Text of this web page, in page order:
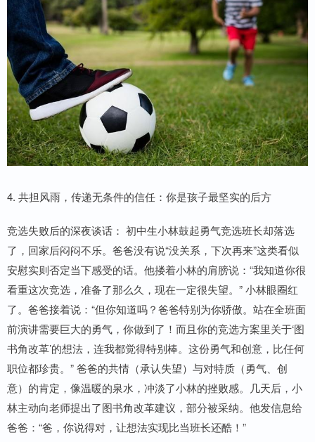
4. 共担风雨，传递无条件的信任：你是孩子最坚实的后方
竞选失败后的深夜谈话： 初中生小林鼓起勇气竞选班长却落选
了，回家后闷闷不乐。爸爸没有说“没关系，下次再来”这类看似
安慰实则否定当下感受的话。他搂着小林的肩膀说：“我知道你很
看重这次竞选，准备了那么久，现在一定很失望。” 小林眼圈红
了。爸爸接着说：“但你知道吗？爸爸特别为你骄傲。站在全班面
前演讲需要巨大的勇气，你做到了！而且你的竞选方案里关于‘图
书角改革’的想法，连我都觉得特别棒。这份勇气和创意，比任何
职位都珍贵。” 爸爸的共情（承认失望）与对特质（勇气、创
意）的肯定，像温暖的泉水，冲淡了小林的挫败感。几天后，小
林主动向老师提出了图书角改革建议，部分被采纳。他发信息给
爸爸：“爸，你说得对，让想法实现比当班长还酷！”